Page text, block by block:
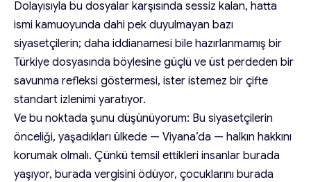
Dolayısıyla bu dosyalar karşısında sessiz kalan, hatta
ismi kamuoyunda dahi pek duyulmayan bazı
siyasetçilerin; daha iddianamesi bile hazırlanmamış bir
Türkiye dosyasında böylesine güçlü ve üst perdeden bir
savunma refleksi göstermesi, ister istemez bir çifte
standart izlenimi yaratıyor.
Ve bu noktada şunu düşünüyorum: Bu siyasetçilerin
önceliği, yaşadıkları ülkede — Viyana’da — halkın hakkını
korumak olmalı. Çünkü temsil ettikleri insanlar burada
yaşıyor, burada vergisini ödüyor, çocuklarını burada